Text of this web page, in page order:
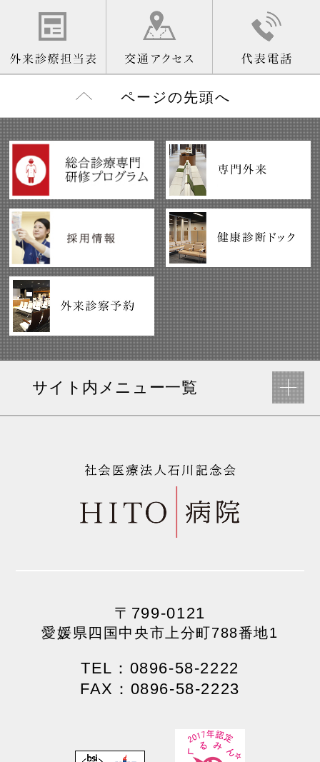
ページの先頭へ
サイト内メニュー一覧
〒799-0121
愛媛県四国中央市上分町788番地1
TEL：0896-58-2222
FAX：0896-58-2223